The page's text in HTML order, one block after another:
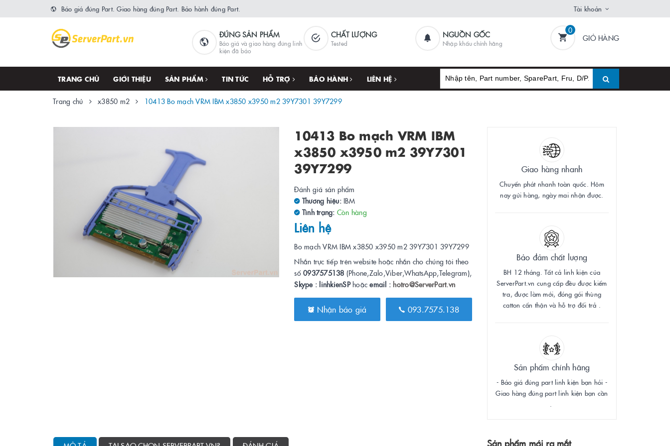
Báo giá đúng Part. Giao hàng đúng Part. Bảo hành đúng Part. Tài khoản
ĐÚNG SẢN PHẨM
Báo giá và giao hàng đúng linh
kiện đã báo
CHẤT LƯỢNG
Tested
NGUỒN GỐC
Nhập khẩu chính hãng
0
GIỎ HÀNG
TRANG CHỦ GIỚI THIỆU SẢN PHẨM TIN TỨC HỖ TRỢ BẢO HÀNH LIÊN HỆ
Trang chủ x3850 m2 10413 Bo mạch VRM IBM x3850 x3950 m2 39Y7301 39Y7299
10413 Bo mạch VRM IBM
x3850 x3950 m2 39Y7301
39Y7299
Đánh giá sản phẩm
Thương hiệu: IBM
Tình trạng: Còn hàng
Liên hệ
Bo mạch VRM IBM x3850 x3950 m2 39Y7301 39Y7299
Nhắn trực tiếp trên website hoặc nhắn cho chúng tôi theo
số0937575138 (Phone,Zalo,Viber,WhatsApp,Telegram),
Skype : linhkienSPhoặcemail : hotro@ServerPart.vn
Nhận báo giá 093.7575.138
Giao hàng nhanh
Chuyển phát nhanh toàn quốc. Hôm
nay gửi hàng, ngày mai nhận được.
Bảo đảm chất lượng
BH 12 tháng. Tất cả linh kiện của
ServerPart.vn cung cấp đều được kiểm
tra, được làm mới, đóng gói thùng
catton cẩn thận và hỗ trợ đổi trả .
Sản phẩm chính hãng
- Báo giá đúng part linh kiện bạn hỏi -
Giao hàng đúng part linh kiện bạn cần
Sản phẩm mới ra mắt